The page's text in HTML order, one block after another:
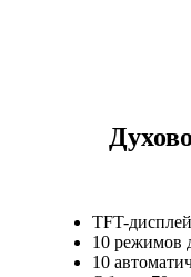
TFT-
10 режимов
10